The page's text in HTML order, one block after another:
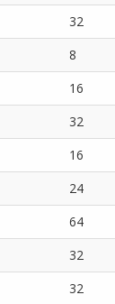
32
8
16
32
16
24
64
32
32